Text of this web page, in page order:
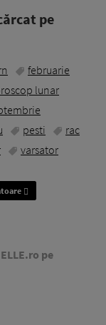
pe
februarie
lunar
pesti
rac
varsator
pe